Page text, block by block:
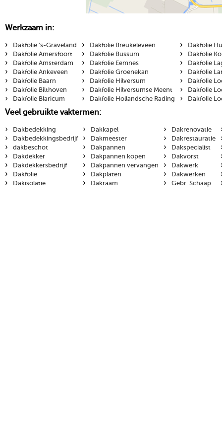
Werkzaam in:
›
Dakfolie 's-Graveland
› Dakfolie Amersfoort
› Dakfolie Amsterdam
› Dakfolie Ankeveen
› Dakfolie Baarn
› Dakfolie Bilthoven
› Dakfolie Blaricum
› Dakfolie Breukeleveen
› Dakfolie Bussum
› Dakfolie Eemnes
› Dakfolie Groenekan
› Dakfolie Hilversum
› Dakfolie Hilversumse Meent
› Dakfolie Hollandsche Rading
› Dakfolie
› Dakfolie
› Dakfolie
› Dakfolie
› Dakfolie
› Dakfolie
› Dakfolie
Veel gebruikte vaktermen:
›
Dakbedekking
› Dakbedekkingsbedrijf
› dakbeschot
› Dakdekker
› Dakdekkersbedrijf
› Dakfolie
› Dakisolatie
› Dakkapel
› Dakmeester
› Dakpannen
› Dakpannen kopen
› Dakpannen vervangen
› Dakplaten
› Dakraam
› Dakrenovatie
› Dakrestauratie
› Dakspecialist
› Dakvorst
› Dakwerk
› Dakwerken
› Gebr. Schaap